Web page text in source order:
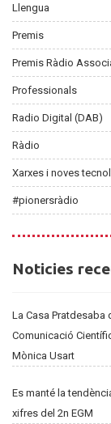
Llengua
Premis
Premis Ràdio
Professionals
Radio Digital (DAB)
Ràdio
Xarxes i noves
#pionersràdio
Noticies
Noticies
La Casa Pratdesaba
Comunicació
Mònica Usart
Es manté la
xifres del 2n EGM